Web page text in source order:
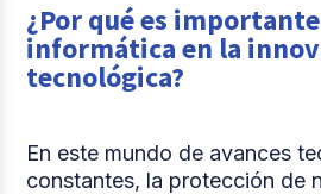
¿Por qué es
informática en la
tecnológica?
En este mundo de avances
constantes, la protección de